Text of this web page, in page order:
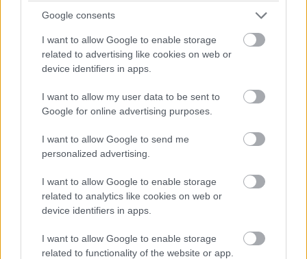
Google consents
I want to allow Google to enable storage
related to advertising like cookies on web or
device identifiers in apps.
I want to allow my user data to be sent to
Google for online advertising purposes.
I want to allow Google to send me
personalized advertising.
I want to allow Google to enable storage
related to analytics like cookies on web or
device identifiers in apps.
I want to allow Google to enable storage
related to functionality of the website or app.
Cinema Magic (@cinema.magic) által megosztott bejegyzés
Benedict Cumberbatch olvasta a Doctor Strange képregényt